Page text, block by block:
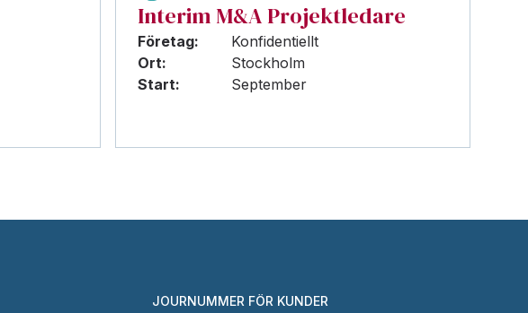
Interim M&A Projektledare
Företag:
Konfidentiellt
Ort:
Stockholm
Start:
September
JOURNUMMER FÖR KUNDER